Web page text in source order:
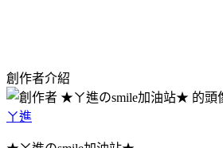
創作者介紹
ㄚ進